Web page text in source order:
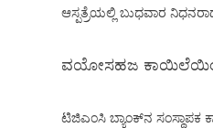
ಆಸ್ಪತ್ರೆಯಲ್ಲಿ ಬುಧವಾರ
ವಯೋಸಹಜ ಕಾಯಿಲೆಯಿಂದ
ಟಿಜಿಎಂಸಿ ಬ್ಯಾಂಕ್‌ನ